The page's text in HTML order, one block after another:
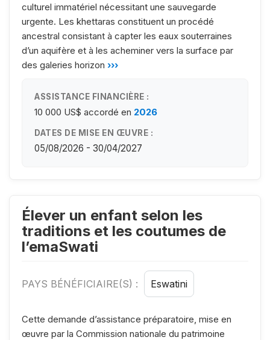
culturel immatériel nécessitant une sauvegarde
urgente. Les khettaras constituent un procédé
ancestral consistant à capter les eaux souterraines
d’un aquifère et à les acheminer vers la surface par
des galeries horizon ›››
ASSISTANCE FINANCIÈRE :
10 000 US$ accordé en 2026
DATES DE MISE EN ŒUVRE :
05/08/2026 - 30/04/2027
Élever un enfant selon les
traditions et les coutumes de
l’emaSwati
PAYS BÉNÉFICIAIRE(S) : Eswatini
Cette demande d’assistance préparatoire, mise en
œuvre par la Commission nationale du patrimoine